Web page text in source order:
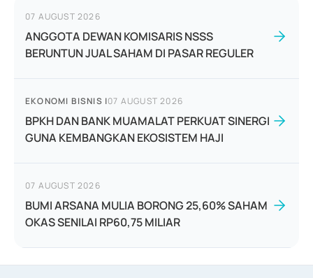
07 AUGUST 2026
ANGGOTA DEWAN KOMISARIS NSSS
BERUNTUN JUAL SAHAM DI PASAR REGULER
EKONOMI BISNIS |07 AUGUST 2026
BPKH DAN BANK MUAMALAT PERKUAT SINERGI
GUNA KEMBANGKAN EKOSISTEM HAJI
07 AUGUST 2026
BUMI ARSANA MULIA BORONG 25,60% SAHAM
OKAS SENILAI RP60,75 MILIAR